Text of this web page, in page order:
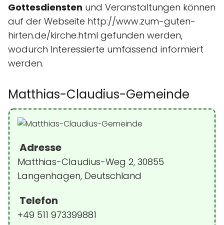
Gottesdiensten und Veranstaltungen können
auf der Webseite http://www.zum-guten-
hirten.de/kirche.html gefunden werden,
wodurch Interessierte umfassend informiert
werden.
Matthias-Claudius-Gemeinde
Adresse
Matthias-Claudius-Weg 2, 30855
Langenhagen, Deutschland
Telefon
+49 511 973399881